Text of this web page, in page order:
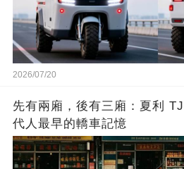
2026/07/20
先有兩廂，後有三廂：夏利
代人最早的轎車記憶